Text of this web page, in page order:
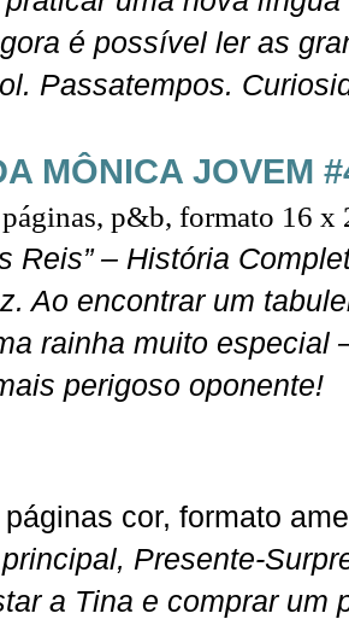
é possível ler as
Passatempos.
MÔNICA JOVEM
p&b, formato 16 x
Reis” – História
Ao encontrar um
rainha muito
perigoso oponente!
cor, formato
Presente-
a Tina e comprar um